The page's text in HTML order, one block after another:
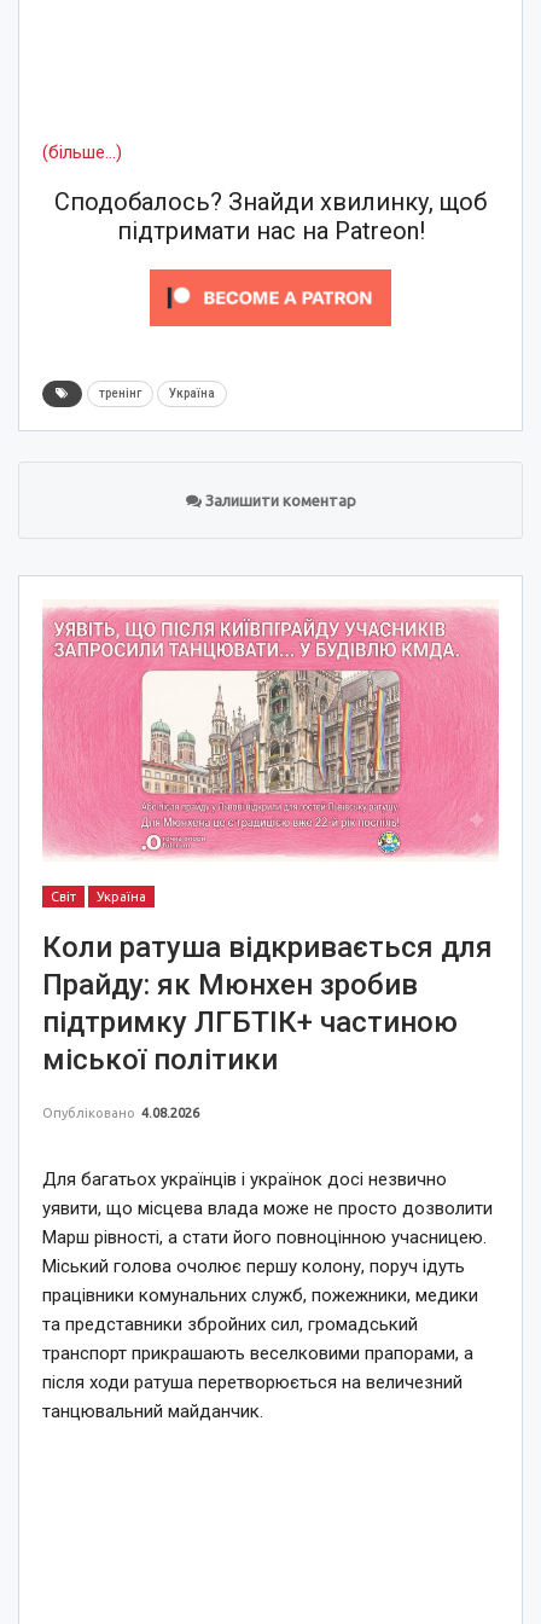
(більше…)
Сподобалось? Знайди хвилинку, щоб
підтримати нас на Patreon!
тренінг Україна
Залишити коментар
Світ Україна
Коли ратуша відкривається для
Прайду: як Мюнхен зробив
підтримку ЛГБТІК+ частиною
міської політики
Опубліковано 4.08.2026
Для багатьох українців і українок досі незвично
уявити, що місцева влада може не просто дозволити
Марш рівності, а стати його повноцінною учасницею.
Міський голова очолює першу колону, поруч ідуть
працівники комунальних служб, пожежники, медики
та представники збройних сил, громадський
транспорт прикрашають веселковими прапорами, а
після ходи ратуша перетворюється на величезний
танцювальний майданчик.